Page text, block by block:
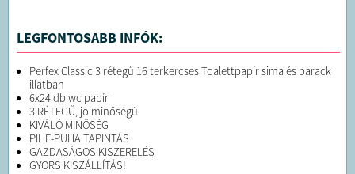
LEGFONTOSABB INFÓK:
Perfex Classic 3 rétegű 16 terkercses Toalettpapír sima és barack
illatban
6x24 db wc papír
3 RÉTEGŰ, jó minőségű
KIVÁLÓ MINŐSÉG
PIHE-PUHA TAPINTÁS
GAZDASÁGOS KISZERELÉS
GYORS KISZÁLLÍTÁS!